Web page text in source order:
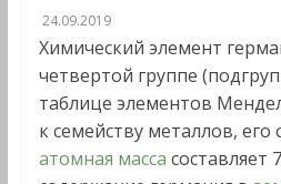
24.09.2019
Химический элемент
четвертой группе
таблице элементов
к семейству металлов, его
атомная масса составляет